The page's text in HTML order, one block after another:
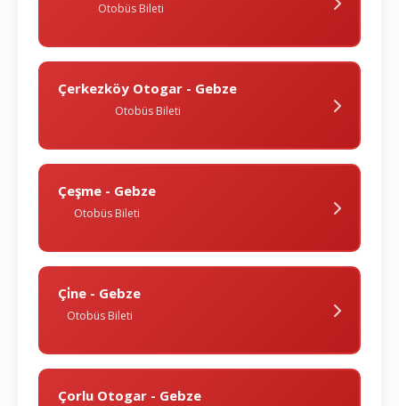
Otobüs Bileti
Çerkezköy Otogar - Gebze
Otobüs Bileti
Çeşme - Gebze
Otobüs Bileti
Çi̇ne - Gebze
Otobüs Bileti
Çorlu Otogar - Gebze